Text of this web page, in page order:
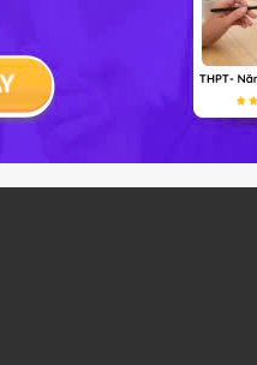
Chưa có câu hỏi nào.